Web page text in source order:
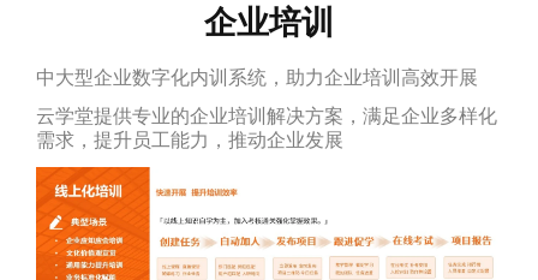
企业培训
中大型企业数字化内训系统，助力企业培训高效开展
云学堂提供专业的企业培训解决方案，满足企业多样化
需求，提升员工能力，推动企业发展